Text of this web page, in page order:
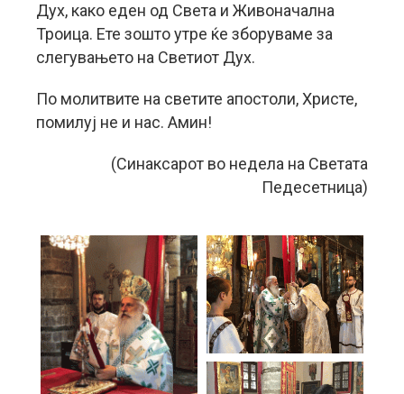
Дух, како еден од Света и Живоначална
Троица. Ете зошто утре ќе зборуваме за
слегувањето на Светиот Дух.
По молитвите на светите апостоли, Христе,
помилуј не и нас. Амин!
(Синаксарот во недела на Светата
Педесетница)